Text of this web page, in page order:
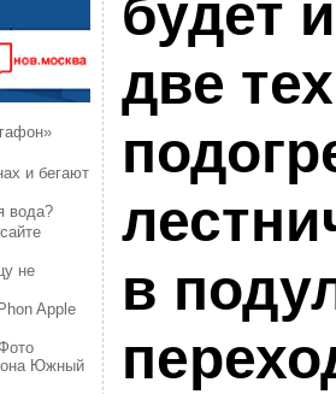
и бегают
вода?
не
Apple
Южный
будет
две
в